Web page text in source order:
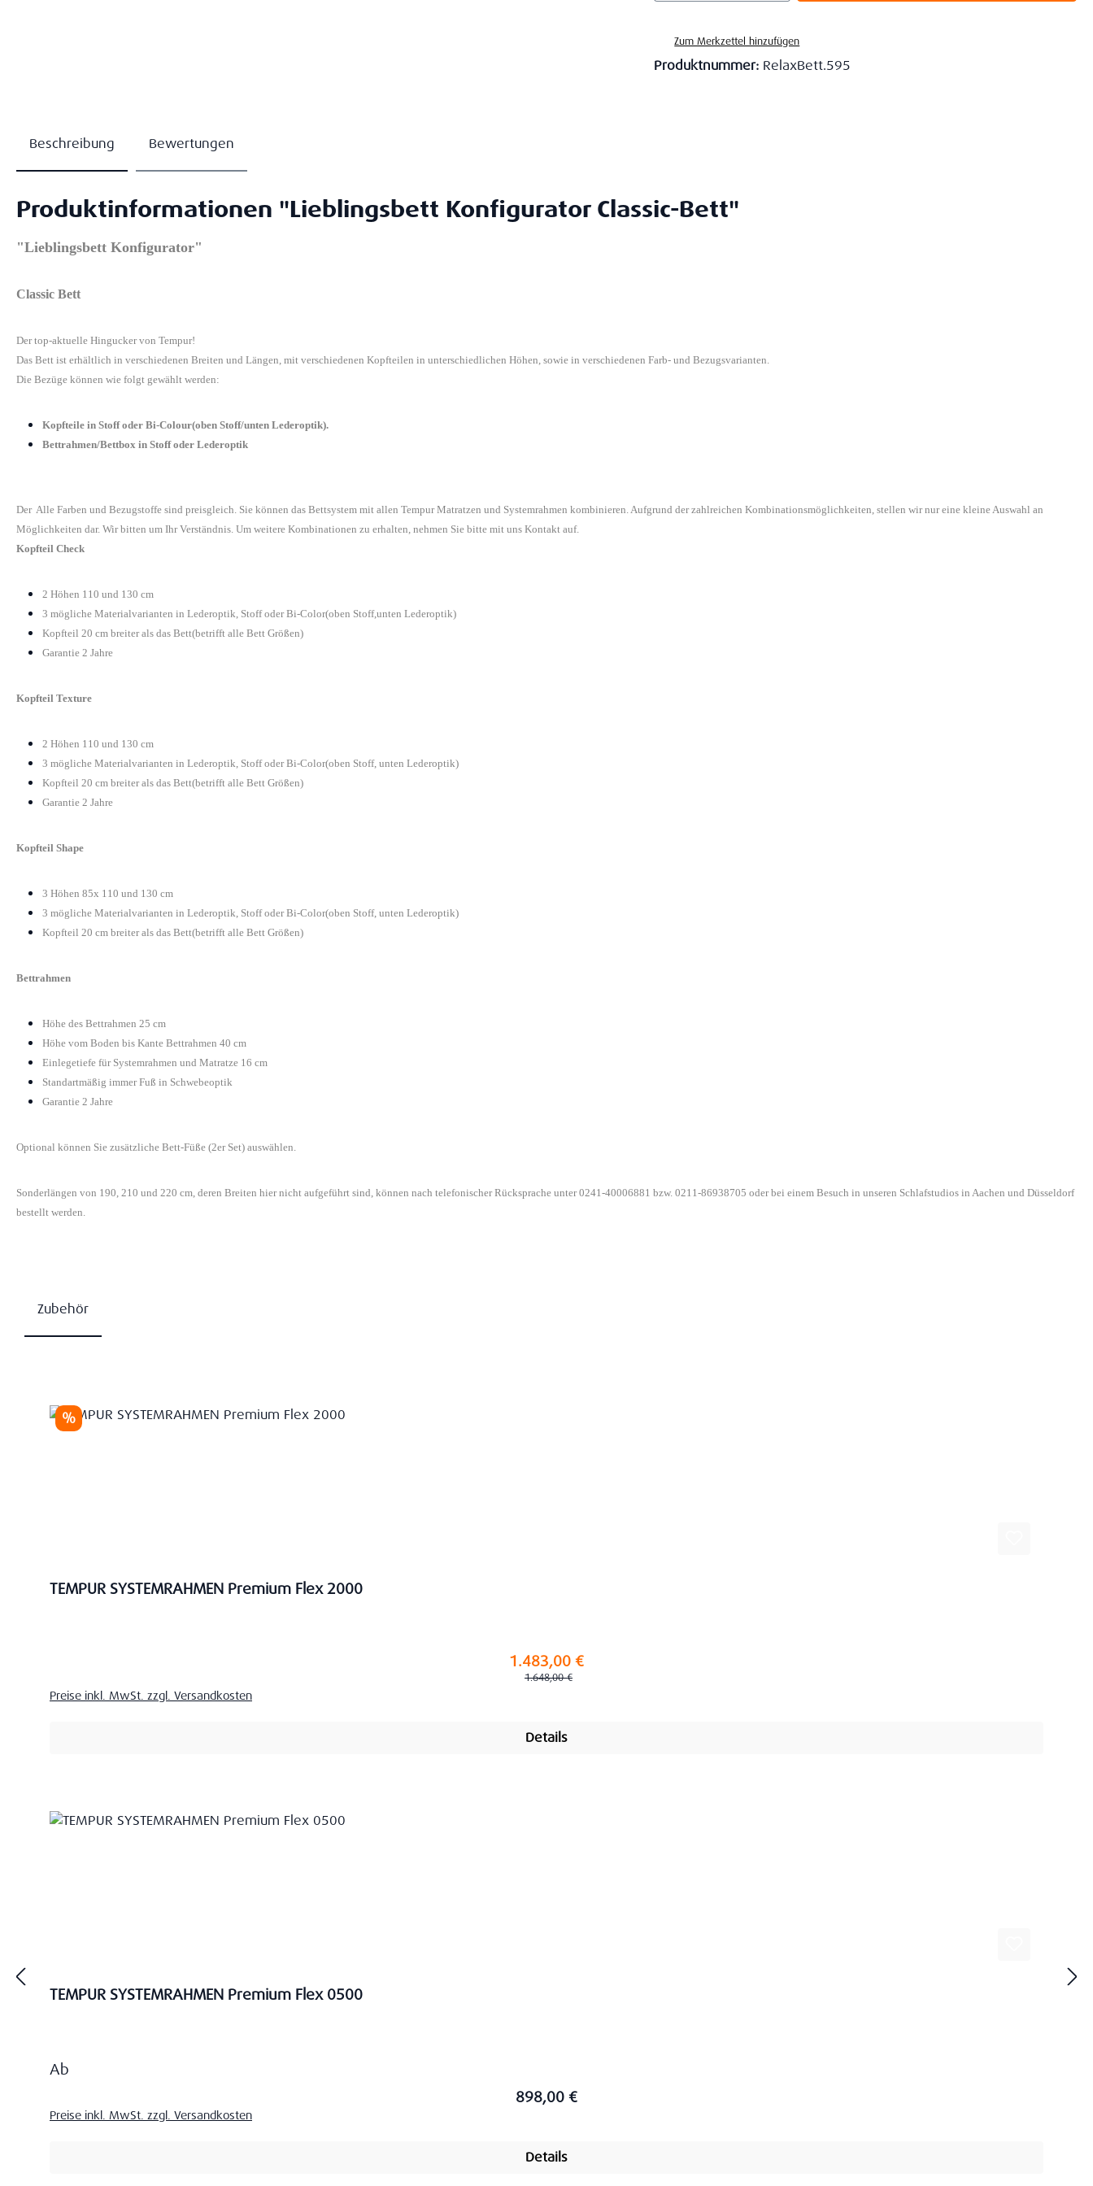
Zum Merkzettel hinzufügen
Produktnummer: RelaxBett.595
Beschreibung Bewertungen
Produktinformationen "Lieblingsbett Konfigurator Classic-Bett"
"Lieblingsbett Konfigurator"
Classic Bett
Der top-aktuelle Hingucker von Tempur!
Das Bett ist erhältlich in verschiedenen Breiten und Längen, mit verschiedenen Kopfteilen in unterschiedlichen Höhen, sowie in verschiedenen Farb- und Bezugsvarianten.
Die Bezüge können wie folgt gewählt werden:
Kopfteile in Stoff oder Bi-Colour(oben Stoff/unten Lederoptik).
Bettrahmen/Bettbox in Stoff oder Lederoptik
Der Alle Farben und Bezugstoffe sind preisgleich. Sie können das Bettsystem mit allen Tempur Matratzen und Systemrahmen kombinieren. Aufgrund der zahlreichen Kombinationsmöglichkeiten, stellen wir nur eine kleine Auswahl an
Möglichkeiten dar. Wir bitten um Ihr Verständnis. Um weitere Kombinationen zu erhalten, nehmen Sie bitte mit uns Kontakt auf.
Kopfteil Check
2 Höhen 110 und 130 cm
3 mögliche Materialvarianten in Lederoptik, Stoff oder Bi-Color(oben Stoff,unten Lederoptik)
Kopfteil 20 cm breiter als das Bett(betrifft alle Bett Größen)
Garantie 2 Jahre
Kopfteil Texture
2 Höhen 110 und 130 cm
3 mögliche Materialvarianten in Lederoptik, Stoff oder Bi-Color(oben Stoff, unten Lederoptik)
Kopfteil 20 cm breiter als das Bett(betrifft alle Bett Größen)
Garantie 2 Jahre
Kopfteil Shape
3 Höhen 85x 110 und 130 cm
3 mögliche Materialvarianten in Lederoptik, Stoff oder Bi-Color(oben Stoff, unten Lederoptik)
Kopfteil 20 cm breiter als das Bett(betrifft alle Bett Größen)
Bettrahmen
Höhe des Bettrahmen 25 cm
Höhe vom Boden bis Kante Bettrahmen 40 cm
Einlegetiefe für Systemrahmen und Matratze 16 cm
Standartmäßig immer Fuß in Schwebeoptik
Garantie 2 Jahre
Optional können Sie zusätzliche Bett-Füße (2er Set) auswählen.
Sonderlängen von 190, 210 und 220 cm, deren Breiten hier nicht aufgeführt sind, können nach telefonischer Rücksprache unter 0241-40006881 bzw. 0211-86938705 oder bei einem Besuch in unseren Schlafstudios in Aachen und Düsseldorf
bestellt werden.
Zubehör
Rabatt
%
TEMPUR SYSTEMRAHMEN Premium Flex 2000
1.483,00 €
Regulärer Preis:
1.648,00 €
Preise inkl. MwSt. zzgl. Versandkosten
Details
TEMPUR SYSTEMRAHMEN Premium Flex 0500
Regulärer Preis:
Ab
898,00 €
Preise inkl. MwSt. zzgl. Versandkosten
Details